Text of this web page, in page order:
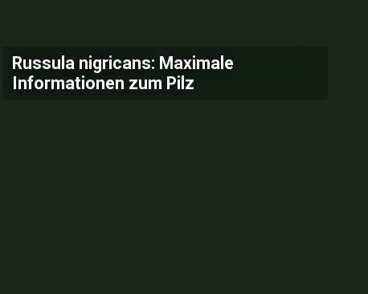
Russula nigricans: Maximale
Informationen zum Pilz